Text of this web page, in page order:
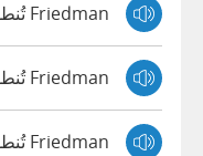
Friedman تُنطق Ivy
Friedman تُنطق Joanna
Friedman تُنطق Kendra